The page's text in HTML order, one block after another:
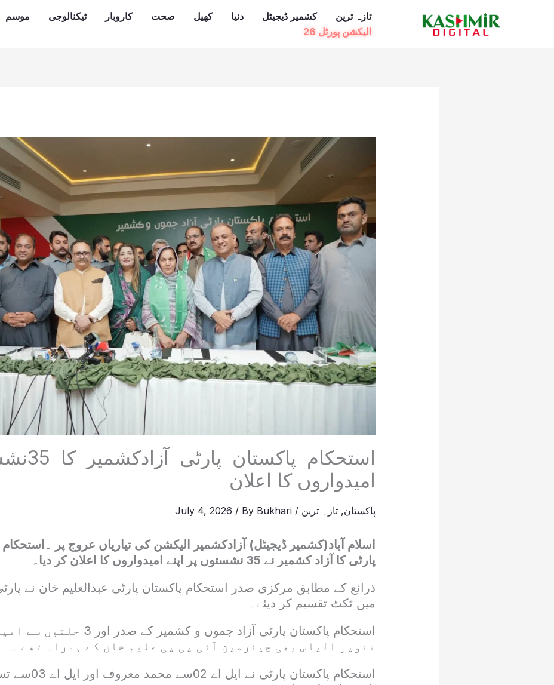
تازہ ترین کشمیر ڈیجیٹل دنیا کھیل صحت کاروبار ٹیکنالوجی موسم
الیکشن پورٹل 26
استحکام
امیدواروں کا اعلان
پاکستان, تازہ ترین /
July 4, 2026 / By Bukhari
اسلام آباد(کشمیر ڈیجیٹل) آزادکشمیر الیکشن کی تیاریاں عروج پر
پارٹی کا آزاد کشمیر نے 35 نشستوں پر اپنے امیدواروں کا اعلان کر دیا۔
ذرائع کے مطابق مرکزی صدر استحکام پاکستان پارٹی عبدالعلیم خان نے
میں ٹکٹ تقسیم کر دیئے۔
استحکام پاکستان پارٹی آزاد جموں و
تنویر الیاس بھی چیئرمین آئی پی پی علیم خان کے ہمراہ تھے ۔
استحکام پاکستان